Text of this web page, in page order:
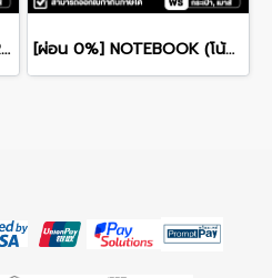
NOTEBOOK (โน๊ตบุ๊ค) ACER NITRO V 16 ANV16-I31-73Z0 16-inch WUXGA/CORE 7 240H/16GB/SSD 1TB/RTX 5060/WINDOWS 11 รับประกันซ่อมฟรีถึงบ้าน 3ปี [ผ่อน 0%] NOTEBOOK (โน้ตบุ๊ค) ASUS TUF GAMING A16 FA607NUQ-RL010W - 16" WUXGA 144Hz/RYZEN 7 170/RAM 8GB/SSD 512GB/RTX 4050/WINDOWS 11+MS OFFICE รับประกันศูนย์ไทย 2ปี